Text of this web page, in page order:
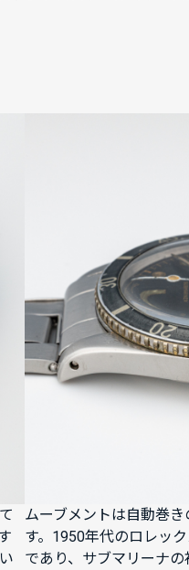
ムーブメントは自動巻
す。1950年代のロレッ
であり、サブマリーナ